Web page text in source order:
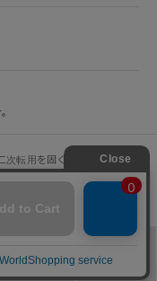
閲覧履歴
次転用を固く禁じます。